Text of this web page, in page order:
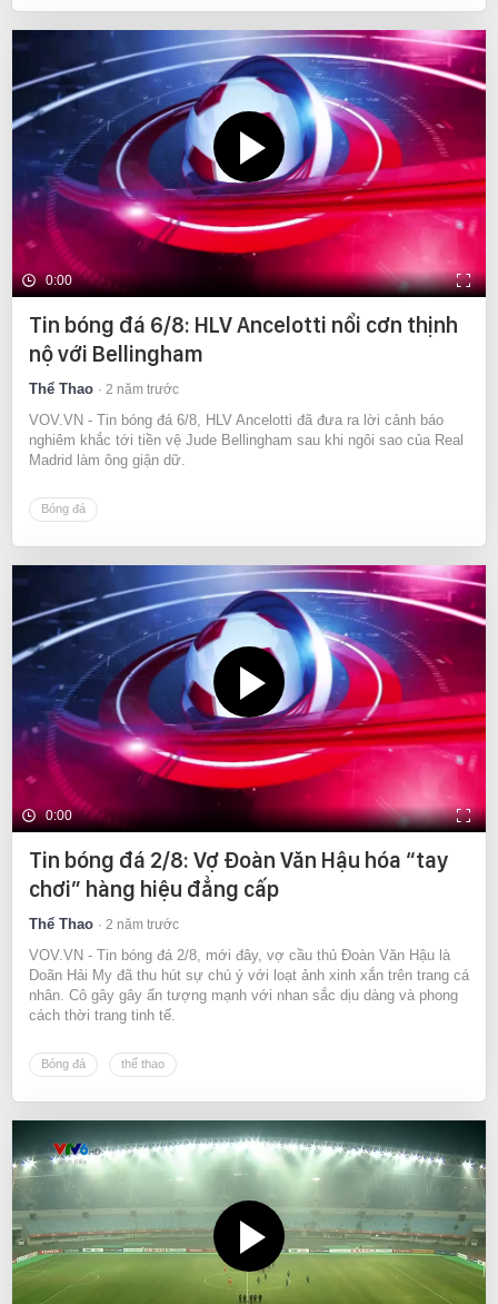
0:00
Tin bóng đá 6/8: HLV Ancelotti nổi cơn thịnh
nộ với Bellingham
Thể Thao 2 năm trước
VOV.VN - Tin bóng đá 6/8, HLV Ancelotti đã đưa ra lời cảnh báo
nghiêm khắc tới tiền vệ Jude Bellingham sau khi ngôi sao của Real
Madrid làm ông giận dữ.
Bóng đá
0:00
Tin bóng đá 2/8: Vợ Đoàn Văn Hậu hóa “tay
chơi” hàng hiệu đẳng cấp
Thể Thao 2 năm trước
VOV.VN - Tin bóng đá 2/8, mới đây, vợ cầu thủ Đoàn Văn Hậu là
Doãn Hải My đã thu hút sự chú ý với loạt ảnh xinh xắn trên trang cá
nhân. Cô gây gây ấn tượng mạnh với nhan sắc dịu dàng và phong
cách thời trang tinh tế.
Bóng đá thể thao